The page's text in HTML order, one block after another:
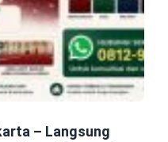
– Langsung